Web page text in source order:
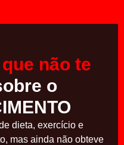
não te
o
dieta, exercício e
mas ainda não obteve